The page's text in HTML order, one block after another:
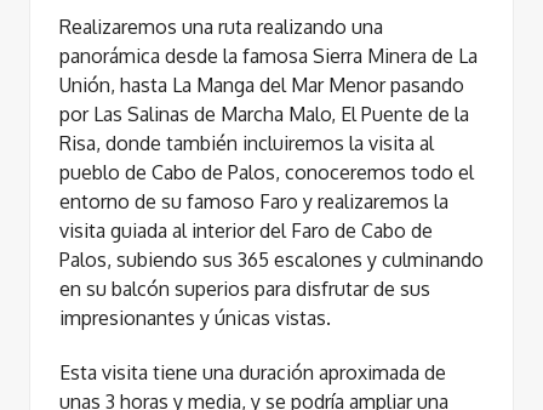
Realizaremos una ruta realizando una
panorámica desde la famosa Sierra Minera de La
Unión, hasta La Manga del Mar Menor pasando
por Las Salinas de Marcha Malo, El Puente de la
Risa, donde también incluiremos la visita al
pueblo de Cabo de Palos, conoceremos todo el
entorno de su famoso Faro y realizaremos la
visita guiada al interior del Faro de Cabo de
Palos, subiendo sus 365 escalones y culminando
en su balcón superios para disfrutar de sus
impresionantes y únicas vistas.
Esta visita tiene una duración aproximada de
unas 3 horas y media, y se podría ampliar una